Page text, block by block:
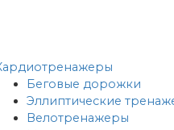
Беговые дорожки
Эллиптические
Велотренажеры